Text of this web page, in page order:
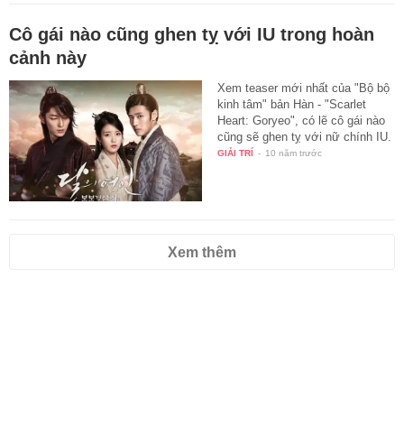
Cô gái nào cũng ghen tỵ với IU trong hoàn
cảnh này
Xem teaser mới nhất của "Bộ bộ
kinh tâm" bản Hàn - "Scarlet
Heart: Goryeo", có lẽ cô gái nào
cũng sẽ ghen tỵ với nữ chính IU.
GIẢI TRÍ - 10 năm trước
Xem thêm